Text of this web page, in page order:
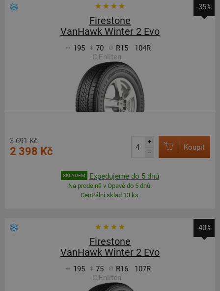
-35%
Firestone
VanHawk Winter 2 Evo
195 70 R15
104R
C,Enliten
3 691 Kč
2 398 Kč
+
–
Koupit
SKLADEM Expedujeme do 5 dnů
Na prodejně v Opavě do 5 dnů.
Centrální sklad 13 ks.
-40%
Firestone
VanHawk Winter 2 Evo
195 75 R16
107R
C,Enliten